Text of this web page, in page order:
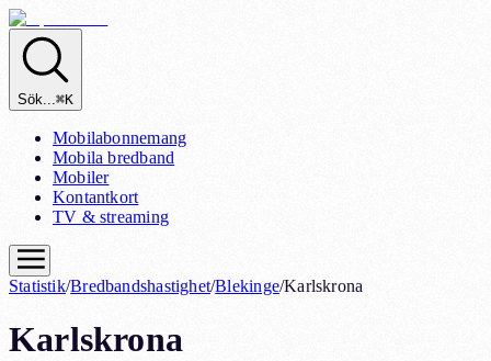
Sök...⌘K
Mobilabonnemang
Mobila bredband
Mobiler
Kontantkort
TV & streaming
Statistik/Bredbandshastighet/Blekinge/Karlskrona
Karlskrona